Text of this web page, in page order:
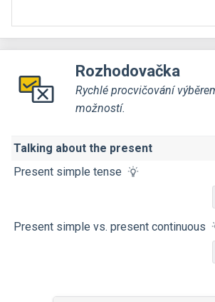
Rozhodovačka
Rychlé procvičování
možností.
Talking about the present
Present simple tense
Present simple vs. present continuous